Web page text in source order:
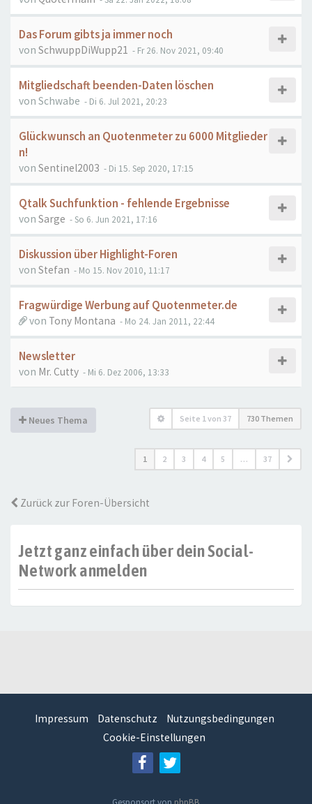
Das Forum gibts ja immer noch
von SchwuppDiWupp21 - Fr 26. Nov 2021, 09:40
Mitgliedschaft beenden-Daten löschen
von Schwabe - Di 6. Jul 2021, 20:23
Glückwunsch an Quotenmeter zu 6000 Mitglieder
n!
von Sentinel2003 - Di 15. Sep 2020, 17:15
Qtalk Suchfunktion - fehlende Ergebnisse
von Sarge - So 6. Jun 2021, 17:16
Diskussion über Highlight-Foren
von Stefan - Mo 15. Nov 2010, 11:17
Fragwürdige Werbung auf Quotenmeter.de
von Tony Montana - Mo 24. Jan 2011, 22:44
Newsletter
von Mr. Cutty - Mi 6. Dez 2006, 13:33
Neues Thema Seite 1von 37 730 Themen
1 2 3 4 5 … 37
Zurück zur Foren-Übersicht
Jetzt ganz einfach über dein Social-
Network anmelden
Impressum Datenschutz
Nutzungsbedingungen
Cookie-Einstellungen